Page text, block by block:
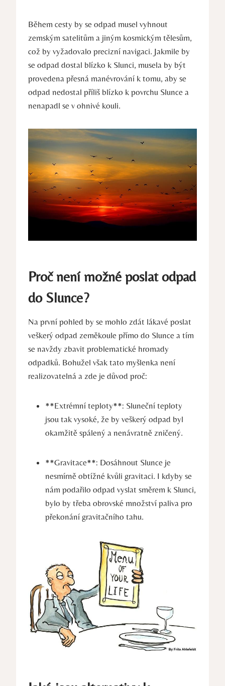
Během cesty by se odpad musel vyhnout
zemským satelitům a jiným kosmickým tělesům,
což by vyžadovalo precizní navigaci. Jakmile by
se odpad dostal blízko k Slunci, musela by být
provedena přesná manévrování k tomu, aby se
odpad nedostal příliš blízko k povrchu Slunce a
nenapadl se v ohnivé kouli.
Proč není možné poslat odpad
do Slunce?
Na první pohled by se mohlo zdát lákavé poslat
veškerý odpad zeměkoule přímo do Slunce a tím
se navždy zbavit problematické hromady
odpadků. Bohužel však tato myšlenka není
realizovatelná a zde je důvod proč:
**Extrémní teploty**: Sluneční teploty
jsou tak vysoké, že by veškerý odpad byl
okamžitě spálený a nenávratně zničený.
**Gravitace**: Dosáhnout Slunce je
nesmírně obtížné kvůli gravitaci. I kdyby se
nám podařilo odpad vyslat směrem k Slunci,
bylo by třeba obrovské množství paliva pro
překonání gravitačního tahu.